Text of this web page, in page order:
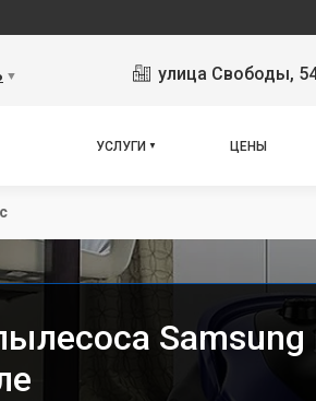
▼ улица Свободы,
УСЛУГИ ЦЕНЫ
Samsung